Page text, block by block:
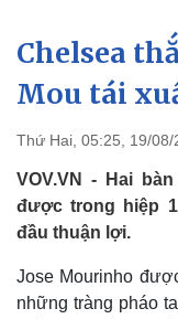
Chính trị
Đảng
Tổ chức nhân sự
Nhận diện sự thật
Chelsea
Mou tái
Thứ Hai, 05:25, 19/08/
VOV.VN - Hai
được trong hiệp
đầu thuận lợi.
Jose Mourinho
những tràng pháo